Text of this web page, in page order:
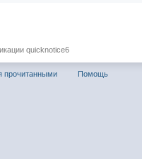
quicknotice6
прочитанными Помощь